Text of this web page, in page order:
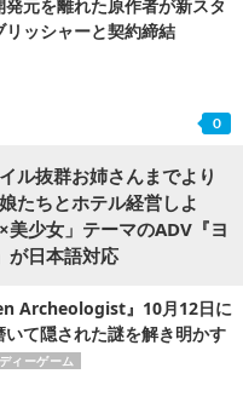
元を離れた原作者が新スタ
ッシャーと契約締結
0
ル抜群お姉さんまでより
たちとホテル経営しよ
美少女」テーマのADV『ヨ
が日本語対応
Archeologist』10月12日に
いて隠された謎を解き明かす
ィーゲーム